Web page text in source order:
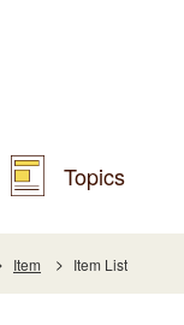
Topics
Item Item List